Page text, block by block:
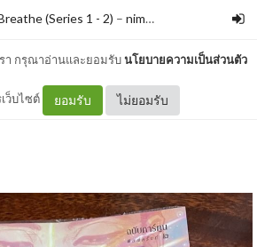
า กรุณาอ่านและยอมรับนโยบายความเป็นส่วนตัว
ว็บไซต์ ยอมรับ ไม่ยอมรับ
(Series 1 - 2) – nimon
ระมหากัสสปะ